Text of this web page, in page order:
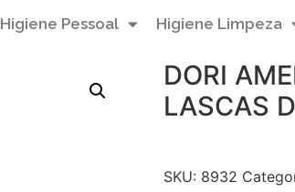
Higiene Pessoal Higiene Limpeza
DORI
LASCAS
SKU: 8932